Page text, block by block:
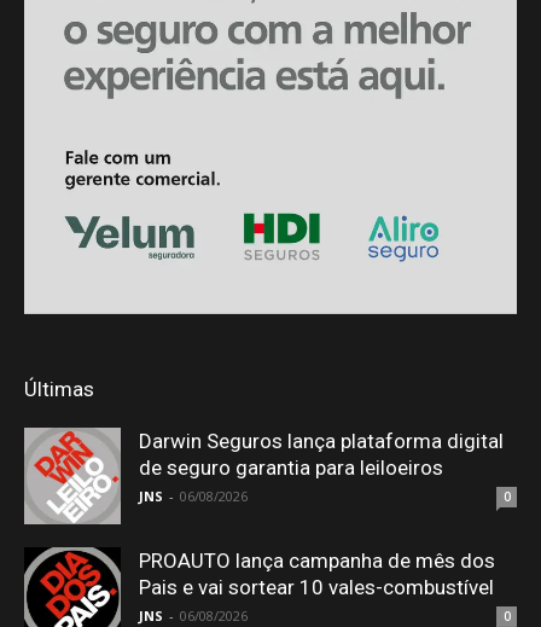
Últimas
Darwin Seguros lança plataforma digital
de seguro garantia para leiloeiros
JNS - 06/08/2026 0
PROAUTO lança campanha de mês dos
Pais e vai sortear 10 vales-combustível
JNS - 06/08/2026 0